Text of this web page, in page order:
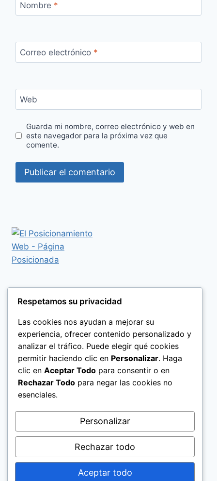
Nombre *
Correo electrónico *
Web
Guarda mi nombre, correo electrónico y web en
este navegador para la próxima vez que
comente.
© 2026 El Significado de los Nombres Help
Respetamos su privacidad
Las cookies nos ayudan a mejorar su
experiencia, ofrecer contenido personalizado y
analizar el tráfico. Puede elegir qué cookies
permitir haciendo clic en Personalizar. Haga
clic en Aceptar Todo para consentir o en
Rechazar Todo para negar las cookies no
esenciales.
Personalizar
Rechazar todo
Aceptar todo